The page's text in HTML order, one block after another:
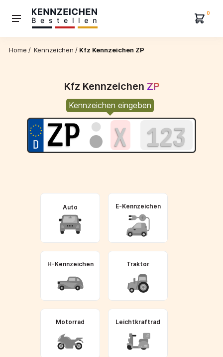
0
Home / Kennzeichen / Kfz Kennzeichen ZP
Kfz Kennzeichen ZP
Kennzeichen eingeben
Auto E-Kennzeichen
H-Kennzeichen Traktor
Motorrad Leichtkraftrad